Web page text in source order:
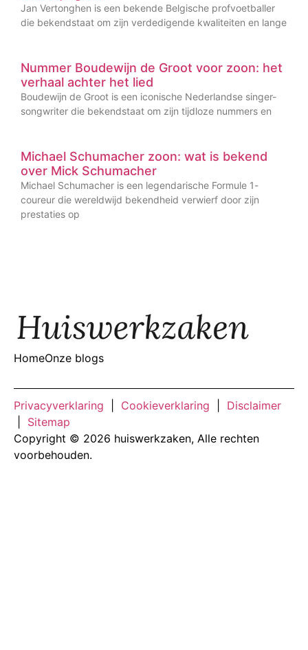
Jan Vertonghen is een bekende Belgische profvoetballer
die bekendstaat om zijn verdedigende kwaliteiten en lange
Nummer Boudewijn de Groot voor zoon: het
verhaal achter het lied
Boudewijn de Groot is een iconische Nederlandse singer-
songwriter die bekendstaat om zijn tijdloze nummers en
Michael Schumacher zoon: wat is bekend
over Mick Schumacher
Michael Schumacher is een legendarische Formule 1-
coureur die wereldwijd bekendheid verwierf door zijn
prestaties op
HomeOnze blogs
Privacyverklaring Cookieverklaring
Disclaimer
Sitemap
Copyright © 2026 huiswerkzaken, Alle rechten
voorbehouden.